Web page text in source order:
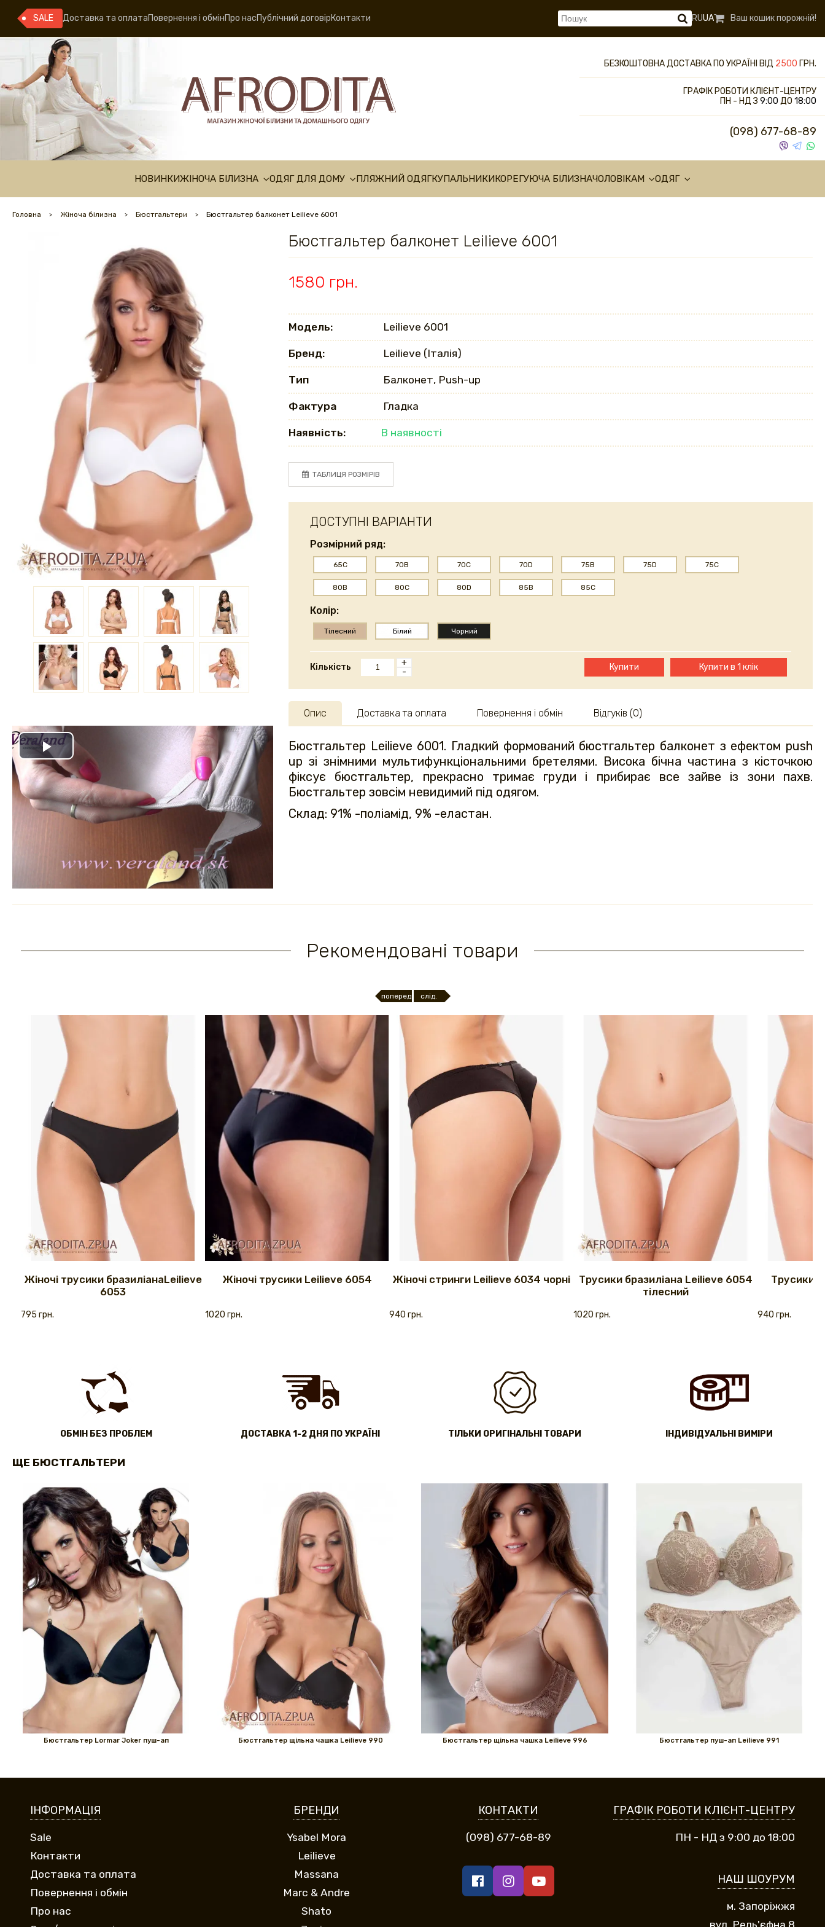
SALE Доставка та оплатаПовернення і обмінПро насПублічний договірКонтакти RUUA Ваш кошик порожній!
БЕЗКОШТОВНА ДОСТАВКА ПО УКРАЇНІ ВІД 2500 ГРН.
ГРАФІК РОБОТИ КЛІЄНТ-ЦЕНТРУ
ПН - НД З 9:00 ДО 18:00
(098) 677-68-89
НОВИНКИЖІНОЧА БІЛИЗНА ОДЯГ ДЛЯ ДОМУ ПЛЯЖНИЙ ОДЯГКУПАЛЬНИКИКОРЕГУЮЧА БІЛИЗНАЧОЛОВІКАМ ОДЯГ
Головна Жіноча білизна Бюстгальтери Бюстгальтер балконет Leilieve 6001
Play
Video
Бюстгальтер балконет Leilieve 6001
1580 грн.
Модель: Leilieve 6001
Бренд: Leilieve (Італія)
Тип Балконет, Push-up
Фактура Гладка
Наявність: В наявності
ТАБЛИЦЯ РОЗМІРІВ
ДОСТУПНІ ВАРІАНТИ
Розмірний ряд:
65C 70B 70C 70D 75B 75D 75C
80B 80C 80D 85B 85C
Колір:
Тілесний Білий Чорний
Кількість
+
-
Купити Купити в 1 клік
Опис
Бюстгальтер Leilieve 6001. Гладкий формований бюстгальтер балконет з ефектом push
up зі знімними мультифункціональними бретелями. Висока бічна частина з кісточкою
фіксує бюстгальтер, прекрасно тримає груди і прибирає все зайве із зони пахв.
Бюстгальтер зовсім невидимий під одягом.
Склад: 91% -поліамід, 9% -еластан.
Доставка та оплата Повернення і обмін Відгуків (0)
Рекомендовані товари
поперед. слід.
Жіночі трусики бразиліанаLeilieve
6053
795 грн.
Жіночі трусики Leilieve 6054
1020 грн.
Жіночі стринги Leilieve 6034 чорні
940 грн.
Трусики бразиліана Leilieve 6054
тілесний
1020 грн.
Трусики
940 грн.
ОБМІН БЕЗ ПРОБЛЕМ ДОСТАВКА 1-2 ДНЯ ПО УКРАЇНІ ТІЛЬКИ ОРИГІНАЛЬНІ ТОВАРИ IНДИВІДУАЛЬНІ ВИМІРИ
ЩЕ БЮСТГАЛЬТЕРИ
Бюстгальтер Lormar Joker пуш-ап Бюстгальтер щільна чашка Leilieve 990 Бюстгальтер щільна чашка Leilieve 996 Бюстгальтер пуш-ап Leilieve 991
ІНФОРМАЦІЯ
Sale
Контакти
Доставка та оплата
Повернення і обмін
Про нас
БРЕНДИ
Ysabel Mora
Leilieve
Massana
Marc & Andre
Shato
КОНТАКТИ
(098) 677-68-89
ГРАФІК РОБОТИ КЛІЄНТ-ЦЕНТРУ
ПН - НД з 9:00 до 18:00
НАШ ШОУРУМ
м. Запоріжжя